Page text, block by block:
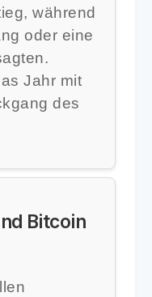
während
oder eine
Jahr mit
des
Bitcoin